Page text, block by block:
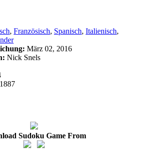
, Französisch, Spanisch, Italienisch,
März 02, 2016
Nick Snels
Sudoku Game From